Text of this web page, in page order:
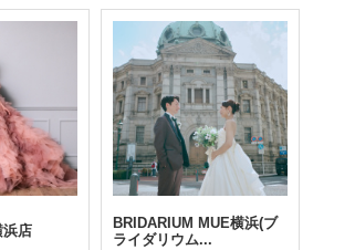
浜店
BRIDARIUM MUE横浜(ブ
ライダリウム...